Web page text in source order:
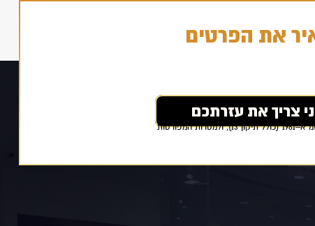
את הפרטים
אני מאשר/ת כי ידוע לי ומוסכם עלי כי הפרטים שמסרתי ייאספו, יוחזקו ויעובדו במאגר מידע בהתאם להוראות חוק הגנת הפרטיות, התשמ״א–1981 (כולל תיקון 13), ולמטרות המפורטות